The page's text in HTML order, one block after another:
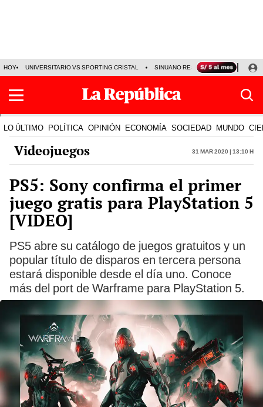
HOY UNIVERSITARIO VS SPORTING CRISTAL SINUANO RESULTADOS HOY
LO ÚLTIMO POLÍTICA OPINIÓN ECONOMÍA SOCIEDAD MUNDO
Videojuegos 31 Mar 2020 | 13:10 h
PS5: Sony confirma el primer
juego gratis para PlayStation 5
[VIDEO]
PS5 abre su catálogo de juegos gratuitos y un
popular título de disparos en tercera persona
estará disponible desde el día uno. Conoce
más del port de Warframe para PlayStation 5.